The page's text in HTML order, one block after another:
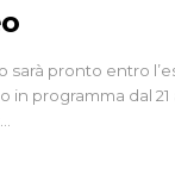
sarà pronto entro
in programma dal 21